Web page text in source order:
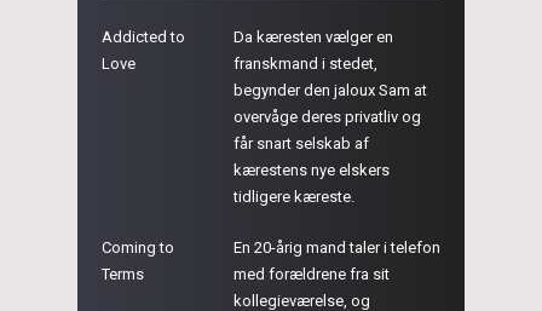
Addicted to
Love
Da kæresten vælger en
franskmand i stedet,
begynder den jaloux Sam at
overvåge deres privatliv og
får snart selskab af
kærestens nye elskers
tidligere kæreste.
Coming to
Terms
En 20-årig mand taler i telefon
med forældrene fra sit
kollegieværelse, og